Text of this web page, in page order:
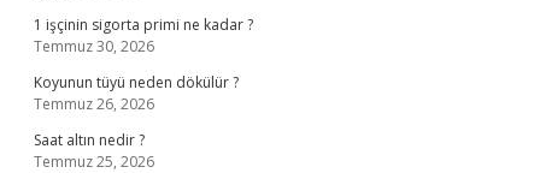
1 işçinin sigorta primi ne kadar ?
Temmuz 30, 2026
Koyunun tüyü neden dökülür ?
Temmuz 26, 2026
Saat altın nedir ?
Temmuz 25, 2026